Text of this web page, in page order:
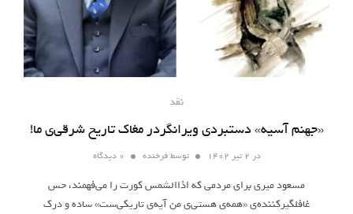
نقد
«جهنم آسیه» دستبردی ویرانگردر مغاک تاریخ شرقی‌ی ما!
در توسطفرخنده ۰ دیدگاه
مسعود میری برای مردمی که اذاالشمس کورت را می‌فهمند، حس
غافلگیرکننده‌ی «همه‌ی هستی‌ی من آیه‌ی تاریکی‌ست» ساده و درک